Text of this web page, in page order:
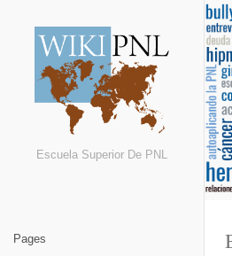
Escuela Superior De PNL
Pages